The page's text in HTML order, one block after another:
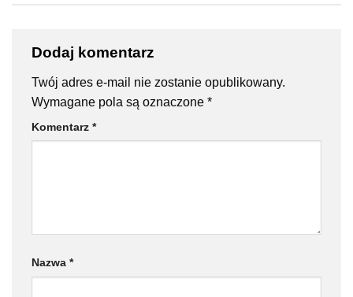
Dodaj komentarz
Twój adres e-mail nie zostanie opublikowany.
Wymagane pola są oznaczone *
Komentarz *
Nazwa *